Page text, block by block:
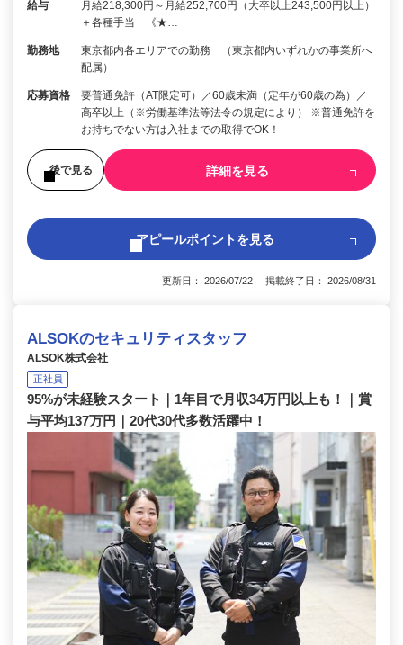
給与
月給218,300円～月給252,700円（大卒以上243,500円以上）
＋各種手当 《★…
勤務地
東京都内各エリアでの勤務 （東京都内いずれかの事業所へ
配属）
応募資格
要普通免許（AT限定可）／60歳未満（定年が60歳の為）／
高卒以上（※労働基準法等法令の規定により） ※普通免許を
お持ちでない方は入社までの取得でOK！
後で見る 詳細を見る
アピールポイントを見る
更新日： 2026/07/22 掲載終了日： 2026/08/31
ALSOKのセキュリティスタッフ
ALSOK株式会社
正社員
95%が未経験スタート｜1年目で月収34万円以上も！｜賞
与平均137万円｜20代30代多数活躍中！